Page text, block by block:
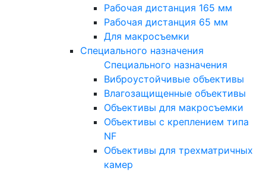
Рабочая дистанция 165 мм
Рабочая дистанция 65 мм
Для макросъемки
Специального назначения
Специального назначения
Виброустойчивые объективы
Влагозащищенные объективы
Объективы для макросъемки
Объективы с креплением типа
NF
Объективы для трехматричных
камер